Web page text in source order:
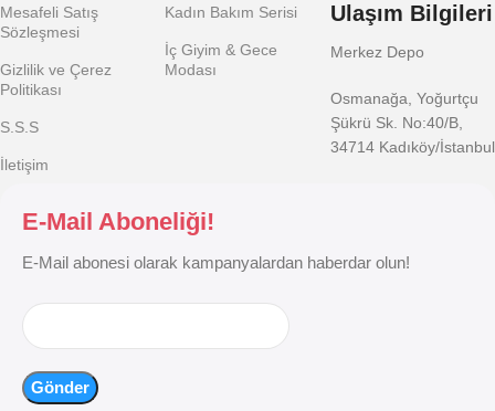
Mesafeli Satış
Sözleşmesi
Gizlilik ve Çerez
Politikası
S.S.S
İletişim
Kadın Bakım Serisi
İç Giyim & Gece
Modası
Ulaşım Bilgileri
Merkez Depo
Osmanağa, Yoğurtçu
Şükrü Sk. No:40/B,
34714 Kadıköy/İstanbul
E-Mail Aboneliği!
E-Mail abonesi olarak kampanyalardan haberdar olun!